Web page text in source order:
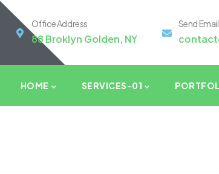
Office Address
88 Broklyn Golden, NY
Send Email
HOME SERVICES-01